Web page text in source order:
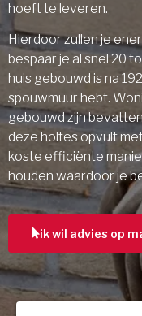
hoeft te leveren.
Hierdoor zullen je
bespaar je al snel 20
huis gebouwd is na
spouwmuur hebt.
gebouwd zijn
deze holtes opvult
koste efficiënte
houden waardoor je
ik wil advies op